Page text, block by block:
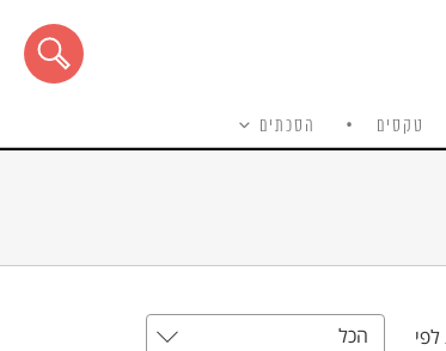
טקסים הסכתים
הכל